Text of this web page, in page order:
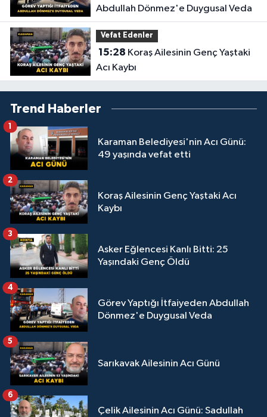
Abdullah Dönmez'e Duygusal Veda
Vefat Edenler
15:28
Acı Kaybı
Trend Haberler
Karaman Belediyesi'nin Acı Günü:
49 yaşında vefat etti
1
Koraş Ailesinin Genç Yaştaki Acı
Kaybı
2
Asker Eğlencesi Kanlı Bitti: 25
Yaşındaki Genç Öldü
3
Görev Yaptığı İtfaiyeden Abdullah
Dönmez'e Duygusal Veda
4
Sarıkavak Ailesinin Acı Günü
5
Çelik Ailesinin Acı Günü: Sadullah
6